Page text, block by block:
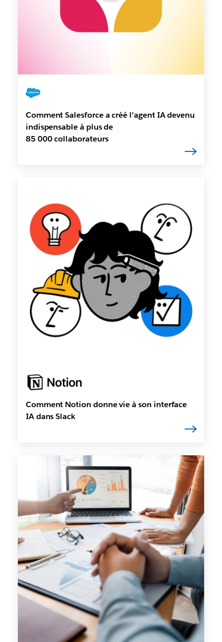
Comment Salesforce a créé l’agent IA devenu
indispensable à plus de
85 000 collaborateurs
Comment Notion donne vie à son interface
IA dans Slack